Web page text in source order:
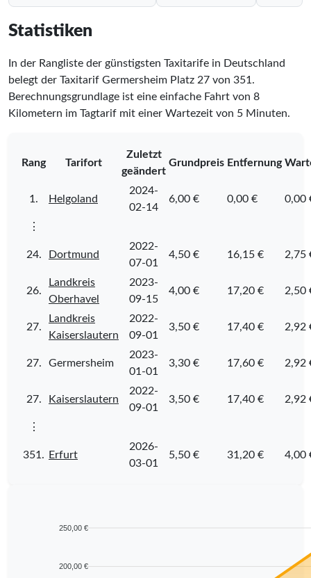
Statistiken
In der Rangliste der günstigsten Taxitarife in Deutschland
belegt der Taxitarif Germersheim Platz 27 von 351 .
Berechnungsgrundlage ist eine einfache Fahrt von 8
Kilometern im Tagtarif mit einer Wartezeit von 5 Minuten.
Rang Tarifort
Zuletzt
geändert
Grundpreis Entfernung
1. Helgoland
2024-
02-14
6,00 € 0,00 € 0,00
⋮
24. Dortmund
2022-
07-01
4,50 € 16,15 € 2,75
26.
Landkreis
Oberhavel
2023-
09-15
4,00 € 17,20 € 2,50
27.
Landkreis
Kaiserslautern
2022-
09-01
3,50 € 17,40 € 2,92
27. Germersheim
2023-
01-01
3,30 € 17,60 € 2,92
27. Kaiserslautern
2022-
09-01
3,50 € 17,40 € 2,92
⋮
351. Erfurt
2026-
03-01
5,50 € 31,20 € 4,00
250,00 €
200,00 €